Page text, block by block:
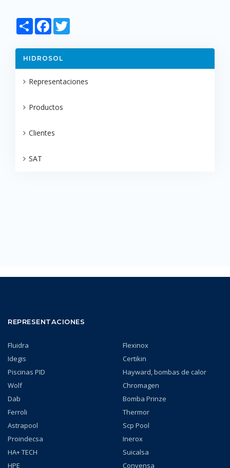
Share Facebook
HIDROSOL
Representaciones
Productos
Clientes
SAT
REPRESENTACIONES
Fluidra
Flexinox
Idegis
Certikin
Piscinas PID
Hayward, bombas de calor
Wolf
Chromagen
Dab
Bomba Prinze
Ferroli
Thermor
Astrapool
Scp Pool
Proindecsa
Inerox
HA+ TECH
Suicalsa
HPE
Convensa